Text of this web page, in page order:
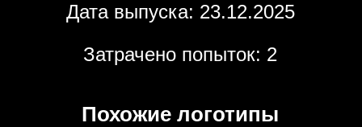
Дата выпуска: 23.12.2025
Затрачено попыток: 2
Похожие логотипы